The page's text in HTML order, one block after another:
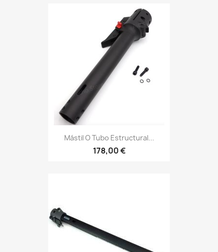
Mástil O Tubo Estructural...
178,00 €